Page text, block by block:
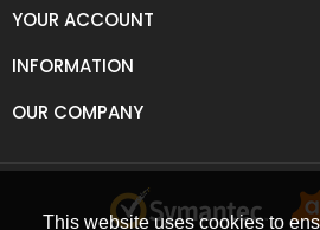
This website uses cookies to
YOUR ACCOUNT
INFORMATION
OUR COMPANY